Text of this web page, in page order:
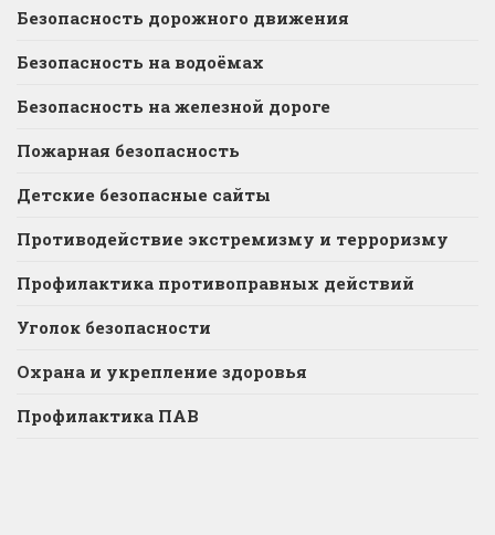
Безопасность дорожного движения
Безопасность на водоёмах
Безопасность на железной дороге
Пожарная безопасность
Детские безопасные сайты
Противодействие экстремизму и терроризму
Профилактика противоправных действий
Уголок безопасности
Охрана и укрепление здоровья
Профилактика ПАВ